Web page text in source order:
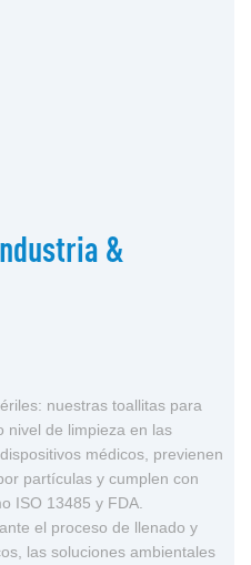
&
nuestras toallitas para
nivel de limpieza en las
médicos, previenen
partículas y cumplen con
ISO 13485 y FDA.
el proceso de llenado y
las soluciones ambientales